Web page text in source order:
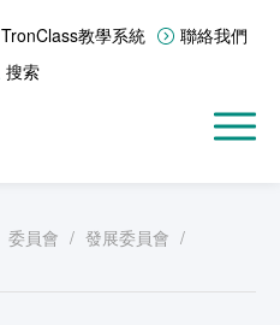
TronClass教學系統
聯絡我們
搜索
委員會 / 發展委員會 /